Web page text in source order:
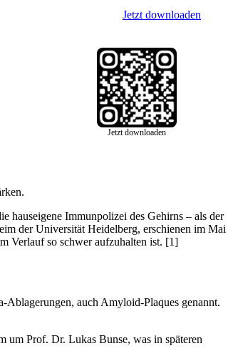
Jetzt downloaden
Jetzt downloaden
hauseigene Immunpolizei des Gehirns – als der
der Universität Heidelberg, erschienen im Mai
Verlauf so schwer aufzuhalten ist. [1]
auch Amyloid-Plaques genannt.
um Prof. Dr. Lukas Bunse, was in späteren